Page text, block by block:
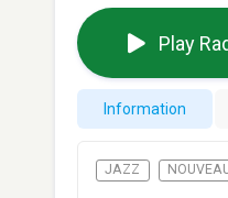
Play
Information
JAZZ